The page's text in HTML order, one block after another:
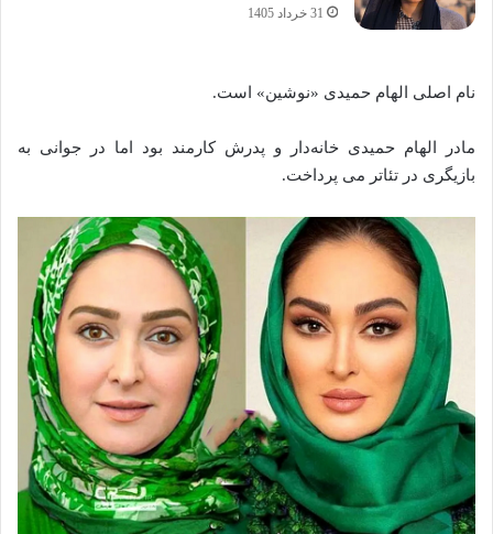
31 خرداد 1405
نام اصلی الهام حمیدی «نوشین» است.
مادر الهام حمیدی خانه‌دار و پدرش کارمند بود اما در جوانی به
بازیگری در تئاتر می پرداخت.